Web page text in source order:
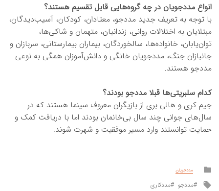
انواع مددجویان در چه گروه‌هایی قابل تقسیم هستند؟
با توجه به تعریف جدید مددجو، معتادان، کودکان، آسیب‌دیدگان،
مبتلایان به اختلالات روانی، زندانیان، متهمان و شاکی‌ها،
توان‌یابان، خانواده‌ها، سالخوردگان، بیماران بیمارستانی، سربازان و
جانبازان جنگ، مددجویان خانگی و دانش‌آموزان همگی به نوعی
مددجو هستند.
کدام سلبریتی‌ها قبلا مددجو بودند؟
جیم کری و هالی بری از بازیگران معروف سینما هستند که در
سال‌های جوانی چند سال بی‌خانمان بودند اما با دریافت کمک و
حمایت توانستند وارد مسیر موفقیت و شهرت شوند.
Posted
مددجویان
Tagged
مددجو مددکاری